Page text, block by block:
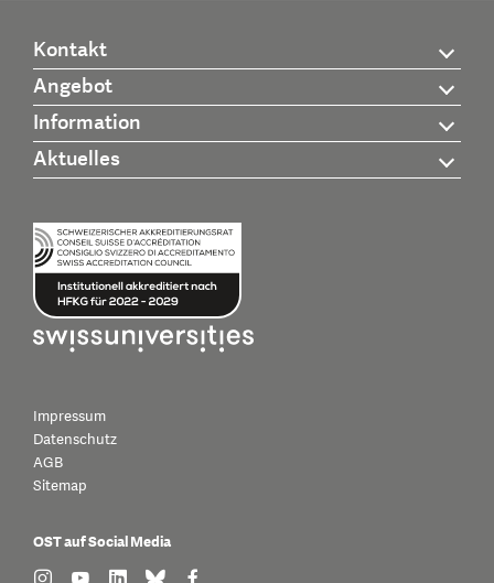
Kontakt
Angebot
Information
Aktuelles
Impressum
Datenschutz
AGB
Sitemap
OST auf Social Media